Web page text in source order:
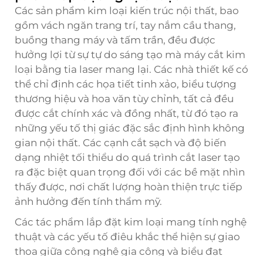
Các sản phẩm kim loại kiến trúc nội thất, bao
gồm vách ngăn trang trí, tay nắm cầu thang,
buồng thang máy và tấm trần, đều được
hưởng lợi từ sự tự do sáng tạo mà máy cắt kim
loại bằng tia laser mang lại. Các nhà thiết kế có
thể chỉ định các họa tiết tinh xảo, biểu tượng
thương hiệu và hoa văn tùy chỉnh, tất cả đều
được cắt chính xác và đồng nhất, từ đó tạo ra
những yếu tố thị giác đặc sắc định hình không
gian nội thất. Các cạnh cắt sạch và độ biến
dạng nhiệt tối thiểu do quá trình cắt laser tạo
ra đặc biệt quan trọng đối với các bề mặt nhìn
thấy được, nơi chất lượng hoàn thiện trực tiếp
ảnh hưởng đến tính thẩm mỹ.
Các tác phẩm lắp đặt kim loại mang tính nghệ
thuật và các yếu tố điêu khắc thể hiện sự giao
thoa giữa công nghệ gia công và biểu đạt